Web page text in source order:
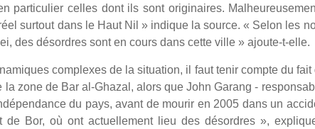
particulier celles dont ils sont originaires.
surtout dans le Haut Nil » indique la source. « Selon les
des désordres sont en cours dans cette ville » ajoute-t-elle.
complexes de la situation, il faut tenir compte du
la zone de Bar al-Ghazal, alors que John Garang -
du pays, avant de mourir en 2005 dans un
de Bor, où ont actuellement lieu des désordres »,